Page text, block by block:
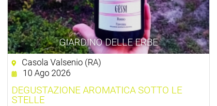
GIARDINO DELLE ERBE
Casola Valsenio (RA)
10 Ago 2026
DEGUSTAZIONE AROMATICA SOTTO LE
STELLE